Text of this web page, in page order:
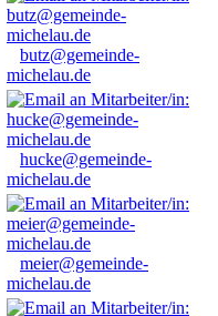
butz@gemeinde-
michelau.de
hucke@gemeinde-
michelau.de
meier@gemeinde-
michelau.de